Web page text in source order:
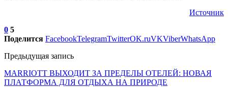
Источник
0 5
Поделится FacebookTelegramTwitterOK.ruVKViberWhatsApp
Предыдущая запись
MARRIOTT ВЫХОДИТ ЗА ПРЕДЕЛЫ ОТЕЛЕЙ: НОВАЯ
ПЛАТФОРМА ДЛЯ ОТДЫХА НА ПРИРОДЕ